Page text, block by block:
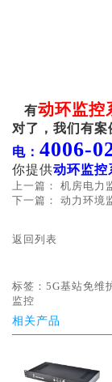
有动环监控
对了，我们有案
电： 4006-
你提供动环监控
上一篇： 机房电力
下一篇： 动力环境
返回列表
标签： 5G基站免维
监控
相关产品